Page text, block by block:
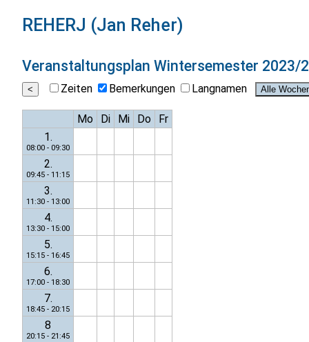
REHERJ (Jan Reher)
Veranstaltungsplan Wintersemester 2023/
Zeiten Bemerkungen Langnamen
Mo Di Mi Do
Fr
1.
08:00 - 09:30
2.
09:45 - 11:15
3.
11:30 - 13:00
4.
13:30 - 15:00
5.
15:15 - 16:45
6.
17:00 - 18:30
7.
18:45 - 20:15
8
20:15 - 21:45